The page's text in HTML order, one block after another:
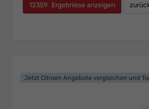
12359 Ergebnisse anzeigen
Jetzt Citroen Angebote vergleichen und